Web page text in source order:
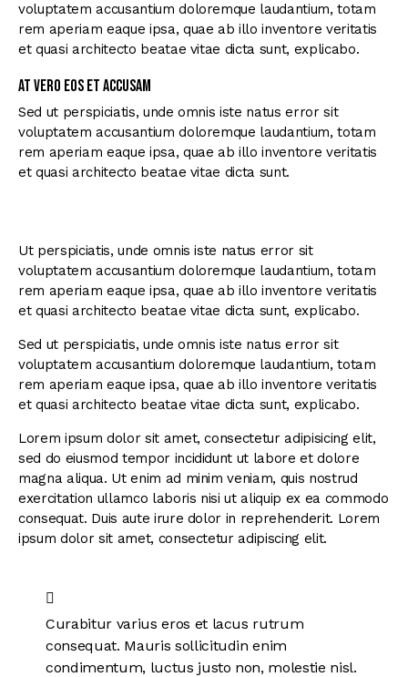
voluptatem accusantium doloremque laudantium, totam
rem aperiam eaque ipsa, quae ab illo inventore veritatis
et quasi architecto beatae vitae dicta sunt, explicabo.
At vero eos et accusam
Sed ut perspiciatis, unde omnis iste natus error sit
voluptatem accusantium doloremque laudantium, totam
rem aperiam eaque ipsa, quae ab illo inventore veritatis
et quasi architecto beatae vitae dicta sunt.
Ut perspiciatis, unde omnis iste natus error sit
voluptatem accusantium doloremque laudantium, totam
rem aperiam eaque ipsa, quae ab illo inventore veritatis
et quasi architecto beatae vitae dicta sunt, explicabo.
Sed ut perspiciatis, unde omnis iste natus error sit
voluptatem accusantium doloremque laudantium, totam
rem aperiam eaque ipsa, quae ab illo inventore veritatis
et quasi architecto beatae vitae dicta sunt, explicabo.
Lorem ipsum dolor sit amet, consectetur adipisicing elit,
sed do eiusmod tempor incididunt ut labore et dolore
magna aliqua. Ut enim ad minim veniam, quis nostrud
exercitation ullamco laboris nisi ut aliquip ex ea commodo
consequat. Duis aute irure dolor in reprehenderit. Lorem
ipsum dolor sit amet, consectetur adipiscing elit.
Curabitur varius eros et lacus rutrum
consequat. Mauris sollicitudin enim
condimentum, luctus justo non, molestie nisl.